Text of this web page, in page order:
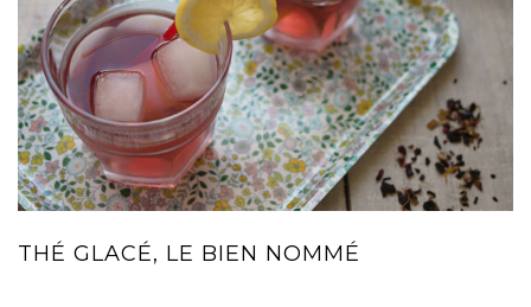
THÉ GLACÉ, LE BIEN NOMMÉ